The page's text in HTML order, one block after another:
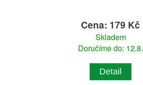
Cena: 179 Kč
Skladem
Doručíme do: 12.8.
Detail